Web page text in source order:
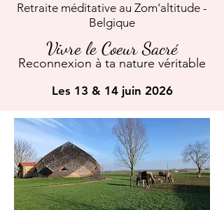
Retraite méditative au Zom'altitude -
Belgique
Vivre le Coeur Sacré
Reconnexion à ta nature véritable
Les 13 & 14 juin 2026